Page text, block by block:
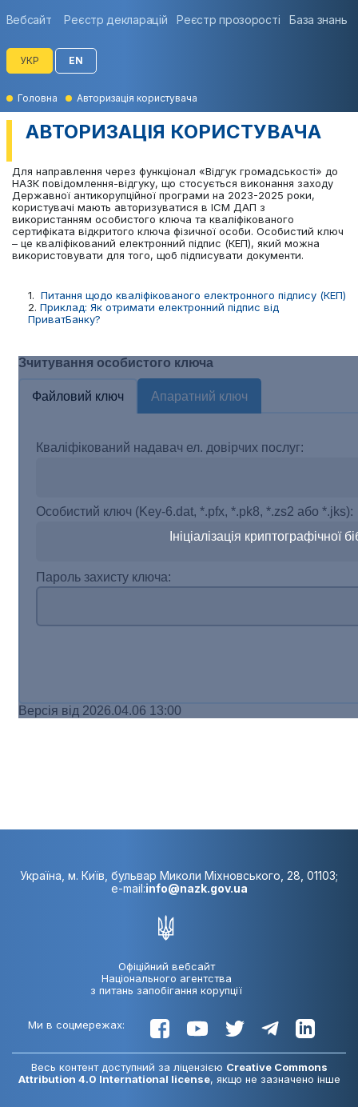
Вебсайт Реєстр декларацій Реєстр прозорості База знань
УКР EN
Головна Авторизація користувача
АВТОРИЗАЦІЯ КОРИСТУВАЧА
Для направлення через функціонал «Відгук громадськості» до
НАЗК повідомлення-відгуку, що стосується виконання заходу
Державної антикорупційної програми на 2023-2025 роки,
користувачі мають авторизуватися в ІСМ ДАП з
використанням особистого ключа та кваліфікованого
сертифіката відкритого ключа фізичної особи. Особистий ключ
– це кваліфікований електронний підпис (КЕП), який можна
використовувати для того, щоб підписувати документи.
1. Питання щодо кваліфікованого електронного підпису (КЕП)
2. Приклад: Як отримати електронний підпис від
ПриватБанку?
Україна, м. Київ, бульвар Миколи Міхновського, 28, 01103;
e-mail:info@nazk.gov.ua
Офіційний вебсайт
Національного агентства
з питань запобігання корупції
Ми в соцмережах:
Весь контент доступний за ліцензією Creative Commons
Attribution 4.0 International license, якщо не зазначено інше